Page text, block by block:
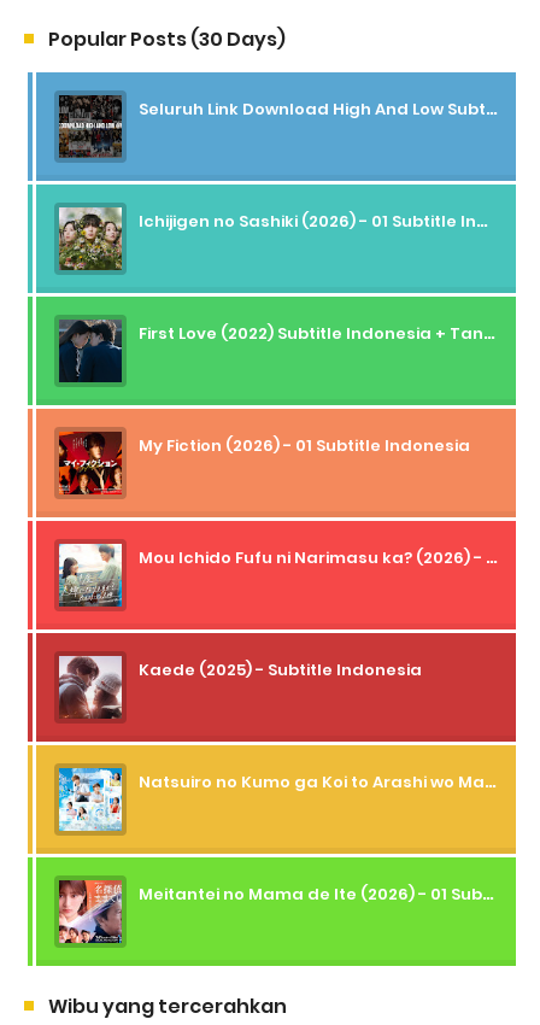
Popular Posts (30 Days)
Seluruh Link Download High And Low Subtitle Indonesia
Ichijigen no Sashiki (2026) - 01 Subtitle Indonesia
First Love (2022) Subtitle Indonesia + Tanpa Iklan + Streaming + 1080p
My Fiction (2026) - 01 Subtitle Indonesia
Mou Ichido Fufu ni Narimasu ka? (2026) - 01 Subtitle Indonesia
Kaede (2025) - Subtitle Indonesia
Natsuiro no Kumo ga Koi to Arashi wo Makiokosu (2026) - 01 Subtitle Indonesia
Meitantei no Mama de Ite (2026) - 01 Subtitle Indonesia
Wibu yang tercerahkan